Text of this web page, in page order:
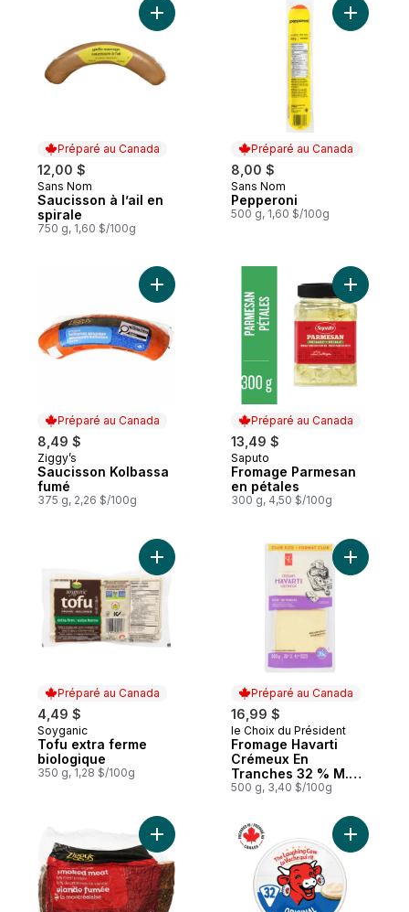
Préparé au Canada
12,00 $
Préparé au Canada
Sans Nom
Saucisson à l’ail en
spirale
750 g, 1,60 $/100g
Ajouter Saucisson à l’ail en spirale au
Préparé au Canada
8,00 $
Préparé au Canada
Sans Nom
Pepperoni
500 g, 1,60 $/100g
Ajouter
Préparé au Canada
8,49 $
Préparé au Canada
Ziggy’s
Saucisson Kolbassa
fumé
375 g, 2,26 $/100g
Ajouter Saucisson Kolbassa fumé au
Préparé au Canada
13,49 $
Préparé au Canada
Saputo
Fromage Parmesan
en pétales
300 g, 4,50 $/100g
Ajouter
Préparé au Canada
4,49 $
Préparé au Canada
Soyganic
Tofu extra ferme
biologique
350 g, 1,28 $/100g
Préparé au Canada
16,99 $
Préparé au Canada
le Choix du Président
Fromage Havarti
Crémeux En
Tranches 32 % M.G.
Format Club
500 g, 3,40 $/100g
Ajouter
Ajouter Viande fumée à la montréalaise
Ajouter